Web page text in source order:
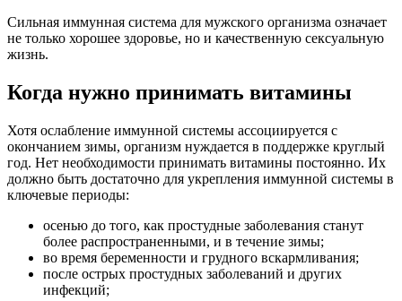
Сильная иммунная система для мужского организма означает
не только хорошее здоровье, но и качественную сексуальную
жизнь.
Когда нужно принимать витамины
Хотя ослабление иммунной системы ассоциируется с
окончанием зимы, организм нуждается в поддержке круглый
год. Нет необходимости принимать витамины постоянно. Их
должно быть достаточно для укрепления иммунной системы в
ключевые периоды:
осенью до того, как простудные заболевания станут
более распространенными, и в течение зимы;
во время беременности и грудного вскармливания;
после острых простудных заболеваний и других
инфекций;